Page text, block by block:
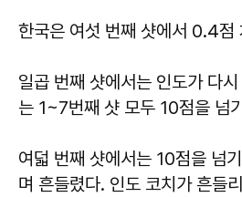
한국은 여섯 번째 샷에서 0.4점
일곱 번째 샷에서는 인도가 다
는 1~7번째 샷 모두 10점을 넘
여덟 번째 샷에서는 10점을 넘
며 흔들렸다. 인도 코치가 흔들